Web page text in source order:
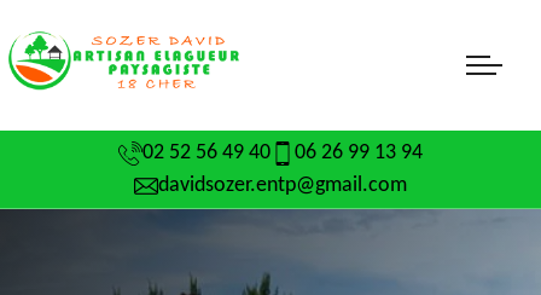
02 52 56 49 40
06 26 99 13 94
davidsozer.entp@gmail.com